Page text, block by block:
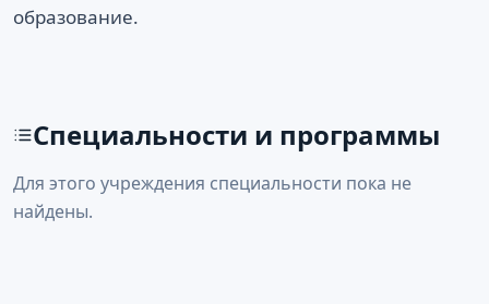
образование.
Специальности и программы
Для этого учреждения специальности пока не
найдены.